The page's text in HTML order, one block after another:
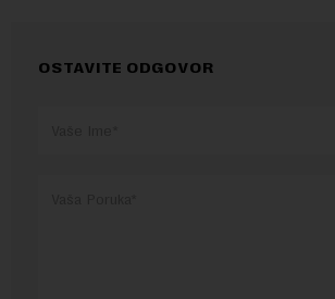
OSTAVITE ODGOVOR